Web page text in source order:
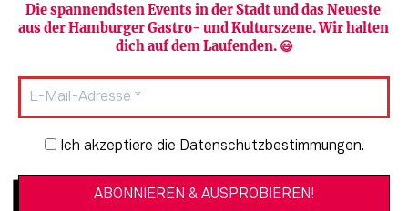
Die spannendsten Events in der Stadt und das Neueste
aus der Hamburger Gastro- und Kulturszene. Wir halten
dich auf dem Laufenden. 😃
Newsletter-Anmeldung
Ich akzeptiere die Datenschutzbestimmungen.
Newsletter abonnieren
HAMBURG PUR